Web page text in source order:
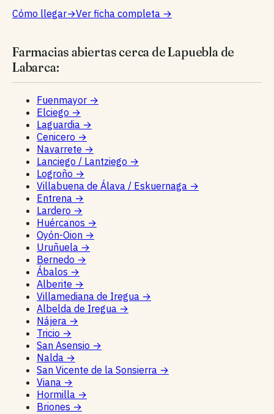
Cómo llegar→Ver ficha completa →
Farmacias abiertas cerca de Lapuebla de
Labarca:
Fuenmayor →
Elciego →
Laguardia →
Cenicero →
Navarrete →
Lanciego / Lantziego →
Logroño →
Villabuena de Álava / Eskuernaga →
Entrena →
Lardero →
Huércanos →
Oyón-Oion →
Uruñuela →
Bernedo →
Ábalos →
Alberite →
Villamediana de Iregua →
Albelda de Iregua →
Nájera →
Tricio →
San Asensio →
Nalda →
San Vicente de la Sonsierra →
Viana →
Hormilla →
Briones →